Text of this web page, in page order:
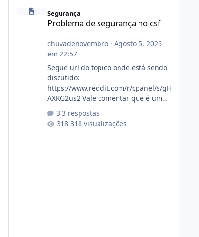
Problema de segurança no csf
Segurança
Problema de segurança no csf
chuvadenovembro· Agosto 5, 2026
em 22:57
Segue url do topico onde está sendo
discutido:
https://www.reddit.com/r/cpanel/s/gH
AXKG2us2 Vale comentar que é um
pegada no da.
3 respostas
318 visualizações